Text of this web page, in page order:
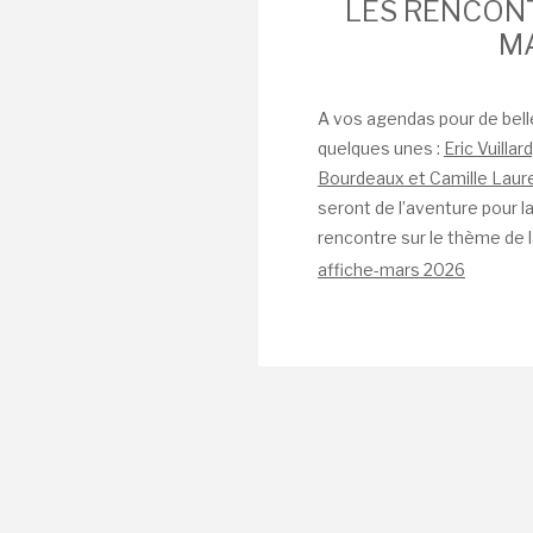
LES
A vos agendas pour de
quelques unes : Eric
Bourdeaux et Camille
seront de l’aventure pour
rencontre sur le thème de
affiche-mars 2026